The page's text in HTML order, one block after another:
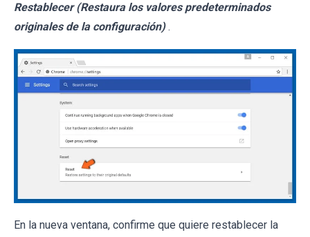
Restablecer (Restaura los valores predeterminados
originales de la configuración) .
En la nueva ventana, confirme que quiere restablecer la